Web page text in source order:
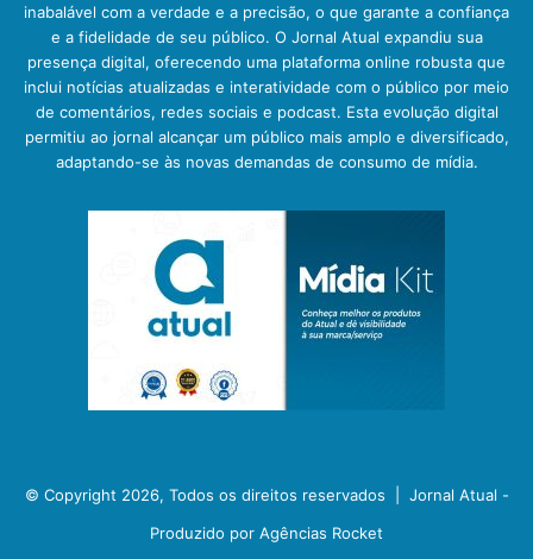
inabalável com a verdade e a precisão, o que garante a confiança
e a fidelidade de seu público. O Jornal Atual expandiu sua
presença digital, oferecendo uma plataforma online robusta que
inclui notícias atualizadas e interatividade com o público por meio
de comentários, redes sociais e podcast. Esta evolução digital
permitiu ao jornal alcançar um público mais amplo e diversificado,
adaptando-se às novas demandas de consumo de mídia.
© Copyright 2026, Todos os direitos reservados | Jornal Atual -
Produzido por Agências Rocket